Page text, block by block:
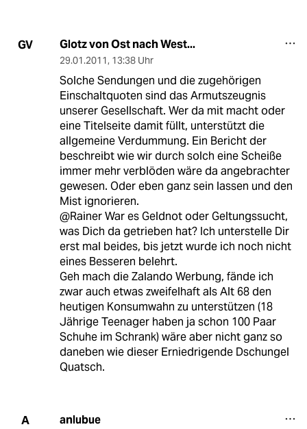
GV Glotz von Ost nach West...
29.01.2011, 13:38 Uhr
Solche Sendungen und die zugehörigen
Einschaltquoten sind das Armutszeugnis
unserer Gesellschaft. Wer da mit macht oder
eine Titelseite damit füllt, unterstützt die
allgemeine Verdummung. Ein Bericht der
beschreibt wie wir durch solch eine Scheiße
immer mehr verblöden wäre da angebrachter
gewesen. Oder eben ganz sein lassen und den
Mist ignorieren.
@Rainer War es Geldnot oder Geltungssucht,
was Dich da getrieben hat? Ich unterstelle Dir
erst mal beides, bis jetzt wurde ich noch nicht
eines Besseren belehrt.
Geh mach die Zalando Werbung, fände ich
zwar auch etwas zweifelhaft als Alt 68 den
heutigen Konsumwahn zu unterstützen (18
Jährige Teenager haben ja schon 100 Paar
Schuhe im Schrank) wäre aber nicht ganz so
daneben wie dieser Erniedrigende Dschungel
Quatsch.
A anlubue